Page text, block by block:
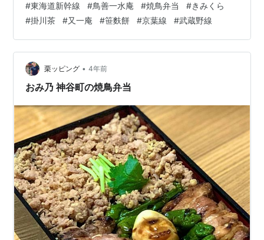
飲みました。 190円(税込)でした。 お茶は深蒸し茶で渋
味が少なくて飲みやすかったです。 焼鳥弁当はたれのか
かったご飯の上に海苔、その上に鶏照り焼きとねぎがの
っていて、わさびが添えてありました。 鶏照り焼きは静
岡名産の「美味鶏」を特性ダレにつけこんで、低温調理
して…
#東海道新幹線 #鳥善一水庵 #焼鳥弁当 #きみくら
#掛川茶 #又一庵 #笹麩餅 #京葉線 #武蔵野線
栗ッピング • 4年前
おみ乃 神谷町の焼鳥弁当